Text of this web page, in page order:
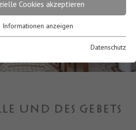
UND DES GEBETS
Cookies akzeptieren
für grundlegende Funktionen der
Informationen anzeigen
Datenschutz